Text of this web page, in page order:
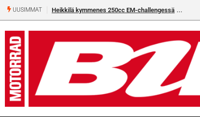
UUSIMMAT Heikkilä kymmenes 250cc EM-challengessä